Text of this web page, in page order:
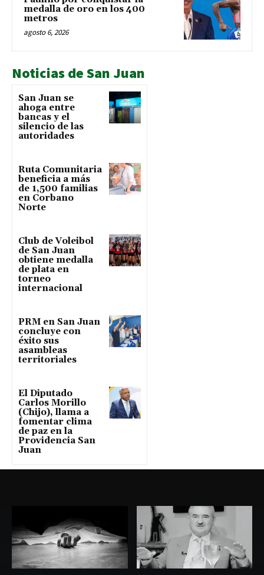
medalla de oro en los 400
metros
agosto 6, 2026
Noticias de San Juan
San Juan se
ahoga entre
bancas y el
silencio de las
autoridades
Ruta Comunitaria
beneficia a más
de 1,500 familias
en Corbano
Norte
Club de Voleibol
de San Juan
obtiene medalla
de plata en
torneo
internacional
PRM en San Juan
concluye con
éxito sus
asambleas
territoriales
El Diputado
Carlos Morillo
(Chijo), llama a
fomentar clima
de paz en la
Providencia San
Juan